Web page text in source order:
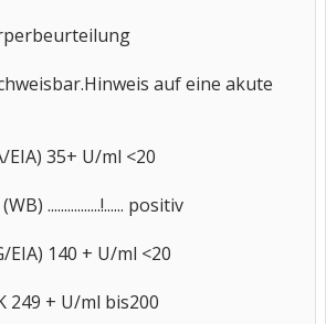
auf eine akute
35+ U/ml <20
................!...... positiv
EIA) 140 + U/ml <20
249 + U/ml bis200